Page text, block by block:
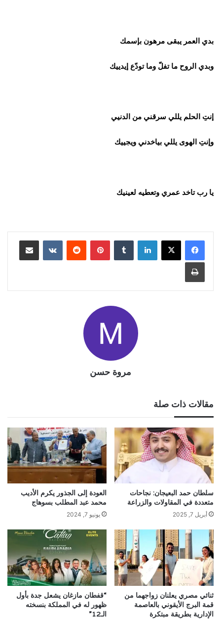
بدي العمر يبقى مرهون بإسمك
وبدي الروح ما تفلّ وما تودّع إيدييك
إنتِ الحلم يللي سرقني من الدنيي
وإنتِ الهوى يللي بياخدني ويجييك
يا رب تاخد عمري وتعطيه لعينيك
لينكدإن بينتيريست مشاركة عبر البريد
طباعة
مروة حسن
مقالات ذات صلة
سلطان حمد البعيجان: نجاحات
متعددة في المقاولات والزراعة
أبريل 7, 2025
العودة إلى الجذور يكرم الأديب
محمد عبد المطلب بسوهاج
يونيو 7, 2024
ثنائي مصري يعلنان زواجهما من
قمة البرج الأيقوني بالعاصمة
الإدارية بطريقة مبتكرة
“قفطان مازغان يشعل جدة بأول
ظهور له في المملكة بنسخته
الـ12”